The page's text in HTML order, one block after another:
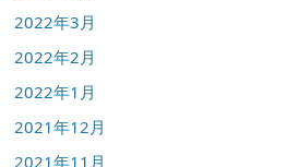
2022年3月
2022年2月
2022年1月
2021年12月
2021年11月